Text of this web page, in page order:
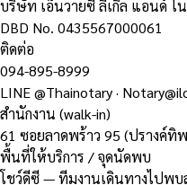
บริษัท เอ็นวายซี ลีเกิล แอนด์ โน
DBD No. 0435567000061
ติดต่อ
094-895-8999
LINE@Thainotary·
สำนักงาน (walk-in)
61 ซอยลาดพร้าว 95 (ปรางค์ทิ
พื้นที่ให้บริการ / จุดนัดพบ
โชว์ดีซี — ทีมงานเดินทางไปพบ